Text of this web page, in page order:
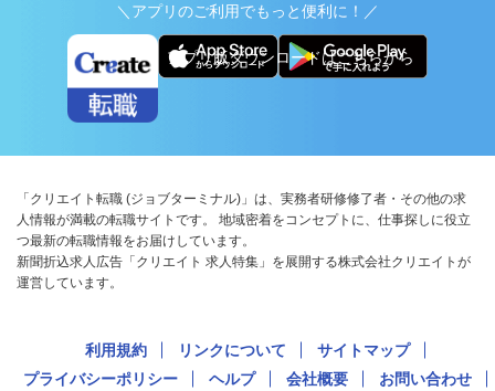
＼アプリのご利用でもっと便利に！／
アプリ版ダウンロードはこちらから
「クリエイト転職 (ジョブターミナル)」は、実務者研修修了者・その他の求
人情報が満載の転職サイトです。 地域密着をコンセプトに、仕事探しに役立
つ最新の転職情報をお届けしています。
新聞折込求人広告「クリエイト 求人特集」を展開する株式会社クリエイトが
運営しています。
利用規約 リンクについて
サイトマップ
プライバシーポリシー
ヘルプ 会社概要 お問い合わせ